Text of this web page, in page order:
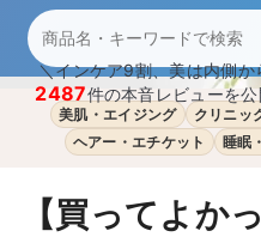
＼インケア9割、美は内側か
2487件の本音レビューを公
美肌・エイジング クリニッ
ヘアー・エチケット
睡眠
【買ってよか